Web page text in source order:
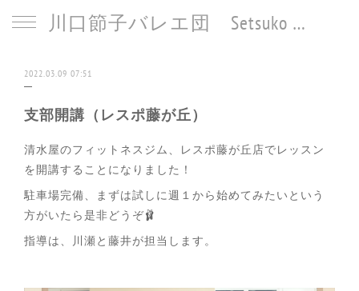
川口節子バレエ団 Setsuko Kawaguchi Ballet
2022.03.09 07:51
支部開講（レスポ藤が丘）
清水屋のフィットネスジム、レスポ藤が丘店でレッスン
を開講することになりました！
駐車場完備、まずは試しに週１から始めてみたいという
方がいたら是非どうぞ🩰
指導は、川瀬と藤井が担当します。